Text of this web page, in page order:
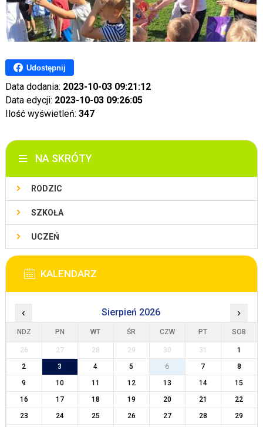
Udostępnij
Data dodania: 2023-10-03 09:21:12
Data edycji: 2023-10-03 09:26:05
Ilość wyświetleń: 347
NA SKRÓTY
RODZIC
SZKOŁA
UCZEŃ
KALENDARZ
‹ Sierpień 2026 ›
NDZ PN WT ŚR CZW PT SOB
26 27 28 29 30 31
1
2
3 4 5 6 7
8
9
10 11 12 13 14
15
16
17 18 19 20 21
22
23
24 25 26 27 28
29